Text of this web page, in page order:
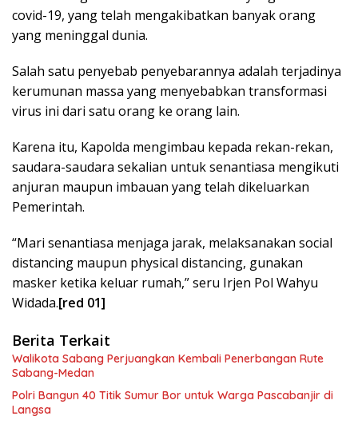
covid-19, yang telah mengakibatkan banyak orang
yang meninggal dunia.
Salah satu penyebab penyebarannya adalah terjadinya
kerumunan massa yang menyebabkan transformasi
virus ini dari satu orang ke orang lain.
Karena itu, Kapolda mengimbau kepada rekan-rekan,
saudara-saudara sekalian untuk senantiasa mengikuti
anjuran maupun imbauan yang telah dikeluarkan
Pemerintah.
“Mari senantiasa menjaga jarak, melaksanakan social
distancing maupun physical distancing, gunakan
masker ketika keluar rumah,” seru Irjen Pol Wahyu
Widada.[red 01]
Berita Terkait
Walikota Sabang Perjuangkan Kembali Penerbangan Rute
Sabang-Medan
Polri Bangun 40 Titik Sumur Bor untuk Warga Pascabanjir di
Langsa